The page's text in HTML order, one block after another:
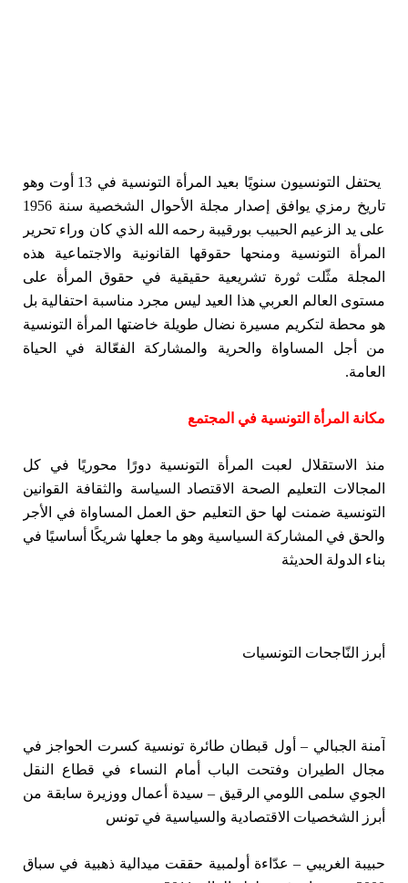
يحتفل التونسيون سنويًا بعيد المرأة التونسية في 13 أوت وهو
تاريخ رمزي يوافق إصدار مجلة الأحوال الشخصية سنة 1956
على يد الزعيم الحبيب بورقيبة رحمه الله الذي كان وراء تحرير
المرأة التونسية ومنحها حقوقها القانونية والاجتماعية هذه
المجلة مثّلت ثورة تشريعية حقيقية في حقوق المرأة على
مستوى العالم العربي هذا العيد ليس مجرد مناسبة احتفالية بل
هو محطة لتكريم مسيرة نضال طويلة خاضتها المرأة التونسية
من أجل المساواة والحرية والمشاركة الفعّالة في الحياة
العامة.
مكانة المرأة التونسية في المجتمع
منذ الاستقلال لعبت المرأة التونسية دورًا محوريًا في كل
المجالات التعليم الصحة الاقتصاد السياسة والثقافة القوانين
التونسية ضمنت لها حق التعليم حق العمل المساواة في الأجر
والحق في المشاركة السياسية وهو ما جعلها شريكًا أساسيًا في
بناء الدولة الحديثة
أبرز النّاجحات التونسيات
آمنة الجبالي – أول قبطان طائرة تونسية كسرت الحواجز في
مجال الطيران وفتحت الباب أمام النساء في قطاع النقل
الجوي سلمى اللومي الرقيق – سيدة أعمال ووزيرة سابقة من
أبرز الشخصيات الاقتصادية والسياسية في تونس
حبيبة الغريبي – عدّاءة أولمبية حققت ميدالية ذهبية في سباق